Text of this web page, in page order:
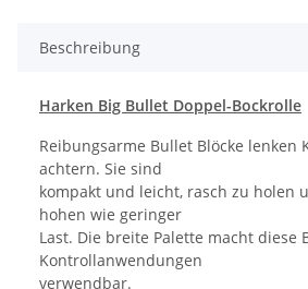
Beschreibung
Harken Big Bullet Doppel-Bockrolle
Reibungsarme Bullet Blöcke lenken
achtern. Sie sind
kompakt und leicht, rasch zu holen
hohen wie geringer
Last. Die breite Palette macht diese
Kontrollanwendungen
verwendbar.